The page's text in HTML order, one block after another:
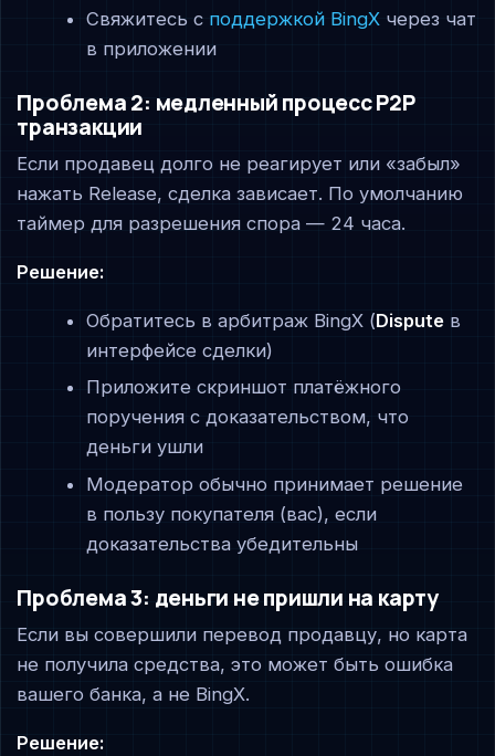
Свяжитесь с поддержкой BingXчерез чат
в приложении
Проблема 2: медленный процесс P2P
транзакции
Если продавец долго не реагирует или «забыл»
нажать Release, сделка зависает. По умолчанию
таймер для разрешения спора — 24 часа.
Решение:
Обратитесь в арбитраж BingX (Disputeв
интерфейсе сделки)
Приложите скриншот платёжного
поручения с доказательством, что
деньги ушли
Модератор обычно принимает решение
в пользу покупателя (вас), если
доказательства убедительны
Проблема 3: деньги не пришли на карту
Если вы совершили перевод продавцу, но карта
не получила средства, это может быть ошибка
вашего банка, а не BingX.
Решение: